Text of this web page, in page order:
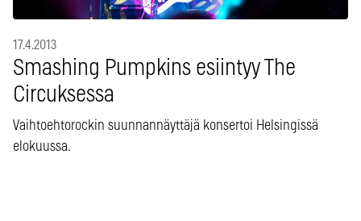
17.4.2013
Smashing Pumpkins esiintyy The
Circuksessa
Vaihtoehtorockin suunnannäyttäjä konsertoi Helsingissä
elokuussa.